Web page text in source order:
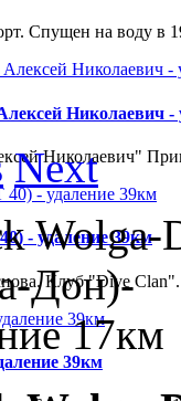
Спущен на воду в
Николаевич -
Николаевич"
- удаление 39км
Клуб "Dive
39км
Next